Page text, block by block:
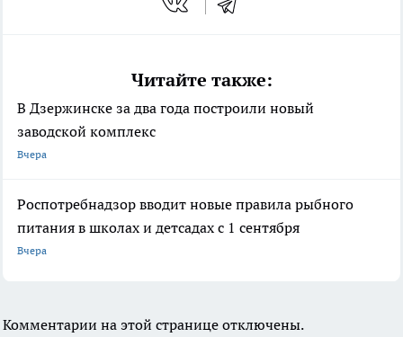
Читайте также:
В Дзержинске за два года построили новый
заводской комплекс
Вчера
Роспотребнадзор вводит новые правила рыбного
питания в школах и детсадах с 1 сентября
Вчера
Комментарии на этой странице отключены.